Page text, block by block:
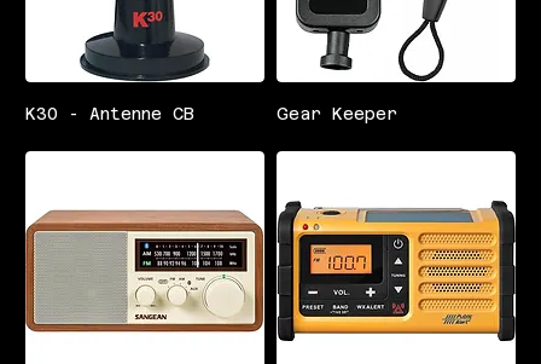
K30 - Antenne CB Gear Keeper